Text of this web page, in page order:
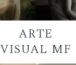
ARTE
VISUAL MF